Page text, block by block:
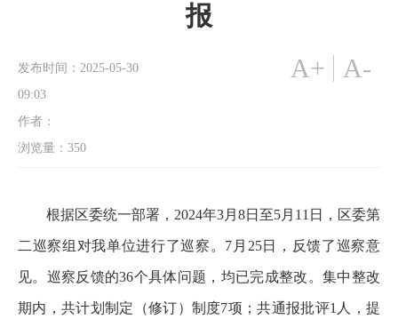
报
发布时间：2025-05-30
09:03
作者：
浏览量： 350
A+ A-
根据区委统一部署，2024年3月8日至5月11日，区委第
二巡察组对我单位进行了巡察。7月25日，反馈了巡察意
见。巡察反馈的36个具体问题，均已完成整改。集中整改
期内，共计划制定（修订）制度7项；共通报批评1人，提